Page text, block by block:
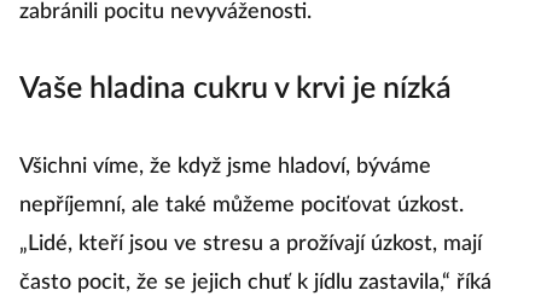
zabránili pocitu nevyváženosti.
Vaše hladina cukru v krvi je nízká
Všichni víme, že když jsme hladoví, býváme
nepříjemní, ale také můžeme pociťovat úzkost.
„Lidé, kteří jsou ve stresu a prožívají úzkost, mají
často pocit, že se jejich chuť k jídlu zastavila,“ říká